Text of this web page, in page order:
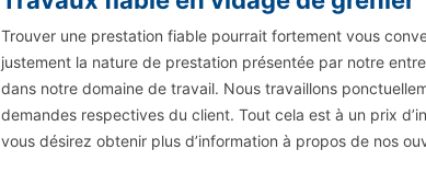
Trouver une prestation fiable pourrait fortement vous
justement la nature de prestation présentée par notre
dans notre domaine de travail. Nous travaillons
demandes respectives du client. Tout cela est à un prix
vous désirez obtenir plus d’information à propos de nos